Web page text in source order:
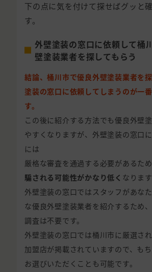
下の点に気を付けて探せばグッと
す。
外壁塗装の窓口に依頼して桶
壁塗装業者を探してもらう
結論、桶川市で優良外壁塗装業者を
塗装の窓口に依頼してしまうのが一
す。
この後に紹介する方法でも優良外壁
やすくなりますが、外壁塗装の窓口
には
厳格な審査を通過する必要があるため
騙される可能性がかなり低く なります
外壁塗装の窓口ではスタッフがあな
な優良外壁塗装業者を紹介するため
調査は不要です。
外壁塗装の窓口では桶川市に厳選さ
加盟店が掲載されていますので、も
お選びいただくことも可能です。